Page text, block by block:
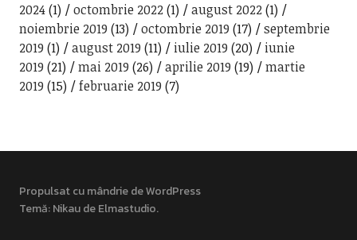
2024(1) octombrie 2022(1) august 2022(1)
noiembrie 2019 (13) octombrie 2019 (17)
septembrie
2019 (1) august 2019 (11) iulie 2019 (20)
iunie
2019 (21) mai 2019 (26) aprilie 2019 (19)
martie
2019 (15) februarie 2019 (7)
Propulsat cu mândrie de WordPress
Temă: Nikau deElmastudio.